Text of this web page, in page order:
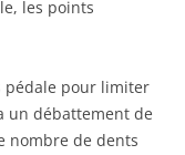
les points
pédale pour limiter
un débattement de
nombre de dents